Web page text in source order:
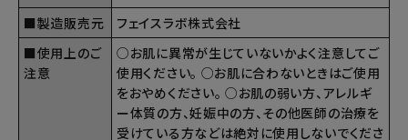
■製造販売元
フェイスラボ株式会社
■使用上のご
注意
○お肌に異常が生じていないかよく注意してご
使用ください。 ○お肌に合わないときはご使用
をおやめください。 ○お肌の弱い方、アレルギ
ー体質の方、妊娠中の方、その他医師の治療を
受けている方などは絶対に使用しないでくださ